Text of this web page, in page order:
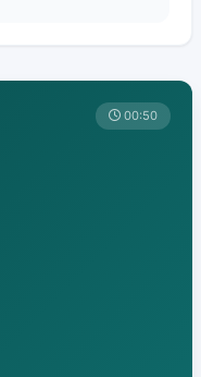
00:50